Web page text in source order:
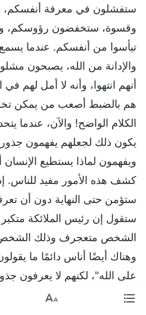
ستفشلون في معرفة أنفسكم،
وقسوة، ستخفضون رؤوسكم،
تيأسوا من أنفسكم. عندما
والإدانة من الله، يصبحون
أنهم انتهوا، وأنه لا أمل لهم
هم بالضبط أصعب من يمكن
الكلام الواضح! والآن، عندما
يكون ذلك لجعلهم يفهمون جذور
ويفهمون لماذا يستطيع
كشف هذه الأمور مفيد للناس.
ستؤمن حتى النهاية دون أن
ستقول إن رئيس الملائكة
الشخص متعجرف وذلك الشخص
وهناك أيضًا أناس دائمًا ما
على الله"، لكنهم لا يعرفون
تلك الحالات أو يفهمونه. هذا